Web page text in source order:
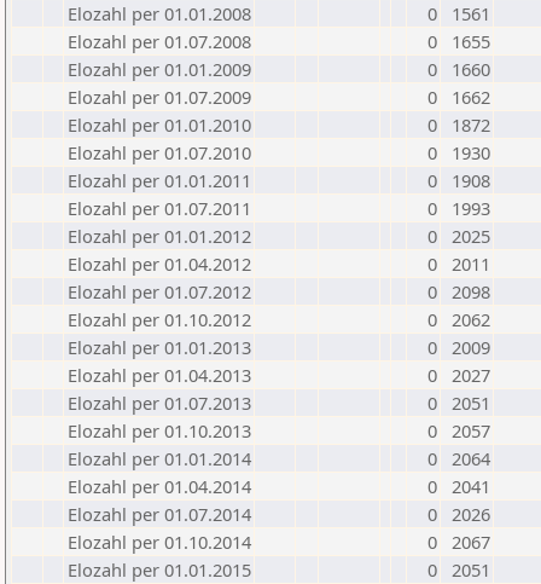
Elozahl per 01.01.2008
0
1561
Elozahl per 01.07.2008
0
1655
Elozahl per 01.01.2009
0
1660
Elozahl per 01.07.2009
0
1662
Elozahl per 01.01.2010
0
1872
Elozahl per 01.07.2010
0
1930
Elozahl per 01.01.2011
0
1908
Elozahl per 01.07.2011
0
1993
Elozahl per 01.01.2012
0 2025
Elozahl per 01.04.2012
0 2011
Elozahl per 01.07.2012
0 2098
Elozahl per 01.10.2012
0 2062
Elozahl per 01.01.2013
0 2009
Elozahl per 01.04.2013
0 2027
Elozahl per 01.07.2013
0 2051
Elozahl per 01.10.2013
0 2057
Elozahl per 01.01.2014
0 2064
Elozahl per 01.04.2014
0 2041
Elozahl per 01.07.2014
0 2026
Elozahl per 01.10.2014
0 2067
Elozahl per 01.01.2015
0 2051